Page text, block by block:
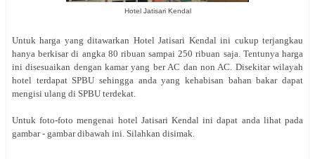
Hotel Jatisari Kendal
Untuk harga yang ditawarkan Hotel Jatisari Kendal ini cukup terjangkau
hanya berkisar di angka 80 ribuan sampai 250 ribuan saja. Tentunya harga
ini disesuaikan dengan kamar yang ber AC dan non AC. Disekitar wilayah
hotel terdapat SPBU sehingga anda yang kehabisan bahan bakar dapat
mengisi ulang di SPBU terdekat.
Untuk foto-foto mengenai hotel Jatisari Kendal ini dapat anda lihat pada
gambar - gambar dibawah ini. Silahkan disimak.